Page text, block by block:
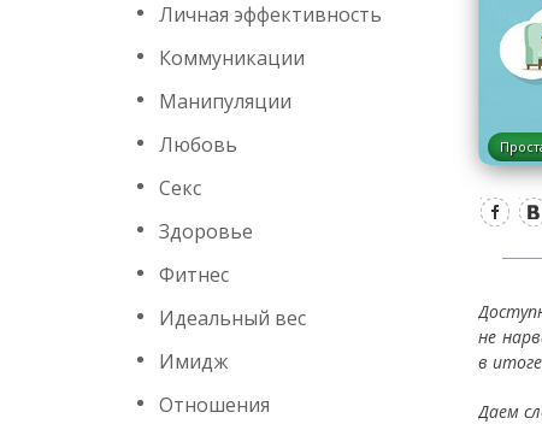
Личная эффективность
Коммуникации
Манипуляции
Любовь
Секс
Здоровье
Фитнес
Идеальный вес
Имидж
Отношения
не
в
Даем